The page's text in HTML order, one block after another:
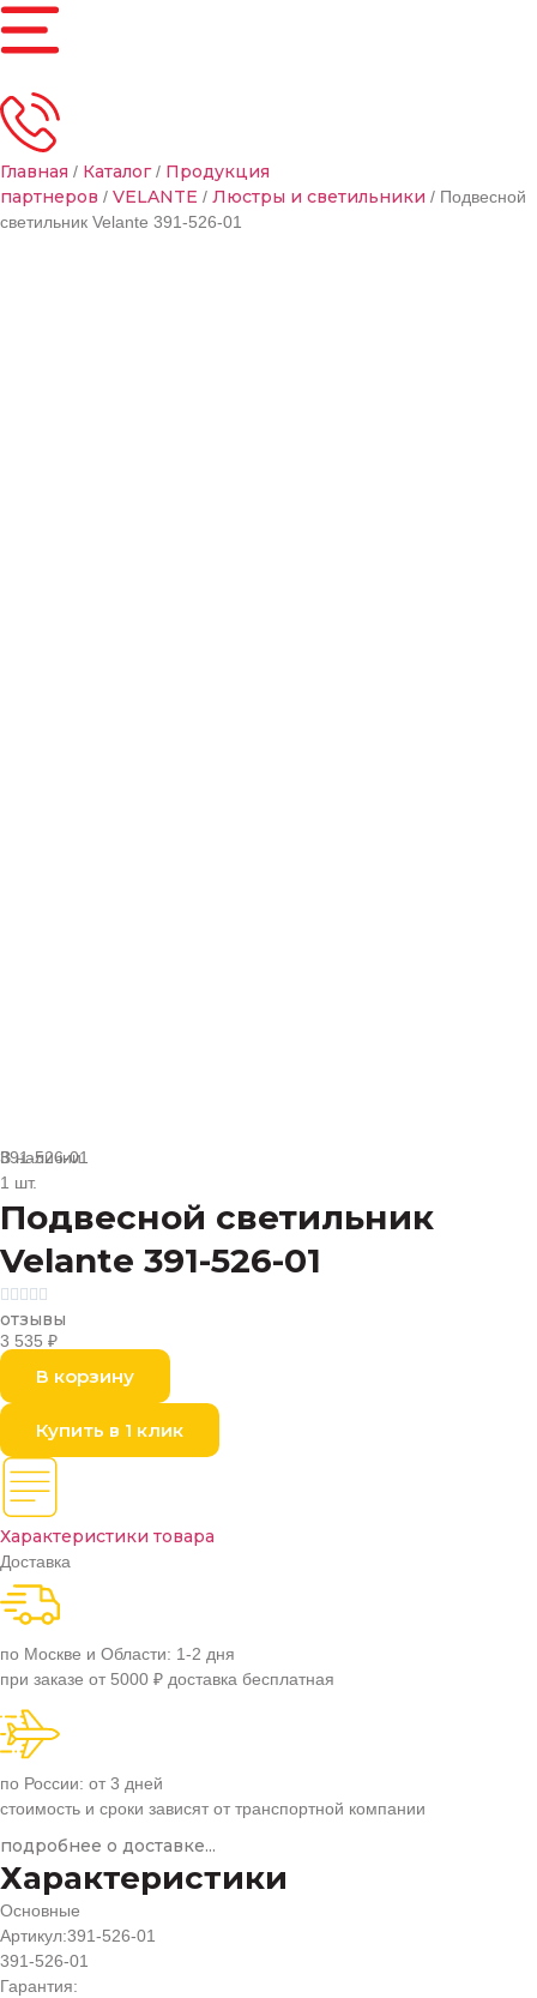
Главная / Каталог/ Продукция
партнеров / VELANTE / Люстры и светильники / Подвесной
светильник Velante 391-526-01
В наличии
1 шт.
Подвесной светильник
Velante 391-526-01
391-526-01
    
отзывы
3 535 ₽
В корзину
Купить в 1 клик
Характеристики товара
Доставка
по Москве и Области: 1-2 дня
при заказе от 5000 ₽ доставка бесплатная
по России: от 3 дней
стоимость и сроки зависят от транспортной компании
подробнее о доставке...
Характеристики
Основные
Артикул:391-526-01
391-526-01
Гарантия: